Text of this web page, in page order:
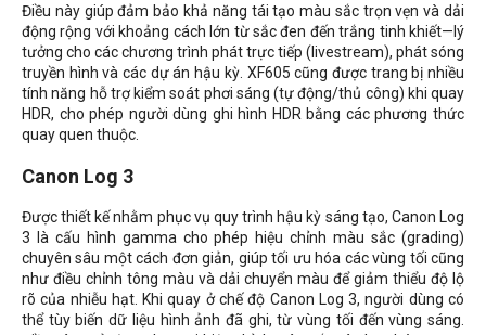
Điều này giúp đảm bảo khả năng tái tạo màu sắc trọn vẹn và dải
động rộng với khoảng cách lớn từ sắc đen đến trắng tinh khiết—lý
tưởng cho các chương trình phát trực tiếp (livestream), phát sóng
truyền hình và các dự án hậu kỳ. XF605 cũng được trang bị nhiều
tính năng hỗ trợ kiểm soát phơi sáng (tự động/thủ công) khi quay
HDR, cho phép người dùng ghi hình HDR bằng các phương thức
quay quen thuộc.
Canon Log 3
Được thiết kế nhằm phục vụ quy trình hậu kỳ sáng tạo, Canon Log
3 là cấu hình gamma cho phép hiệu chỉnh màu sắc (grading)
chuyên sâu một cách đơn giản, giúp tối ưu hóa các vùng tối cũng
như điều chỉnh tông màu và dải chuyển màu để giảm thiểu độ lộ
rõ ​​của nhiễu hạt. Khi quay ở chế độ Canon Log 3, người dùng có
thể tùy biến dữ liệu hình ảnh đã ghi, từ vùng tối đến vùng sáng.